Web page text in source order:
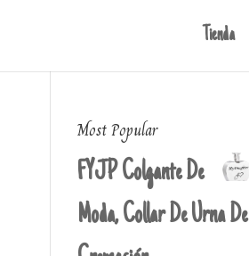
Tienda
Most Popular
FYJP Colgante De
Moda, Collar De Urna De